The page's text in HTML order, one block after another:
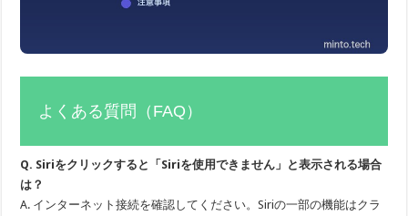
よくある質問（FAQ）
Q. Siriをクリックすると「Siriを使用できません」と表示される場合
は？
A. インターネット接続を確認してください。Siriの一部の機能はクラ